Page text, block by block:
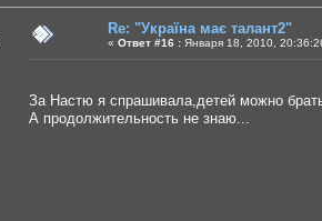
Re: "Україна має талант2"
« Ответ #16 : Января 18, 2010,
За Настю я спрашивала,детей можно
А продолжительность не знаю...